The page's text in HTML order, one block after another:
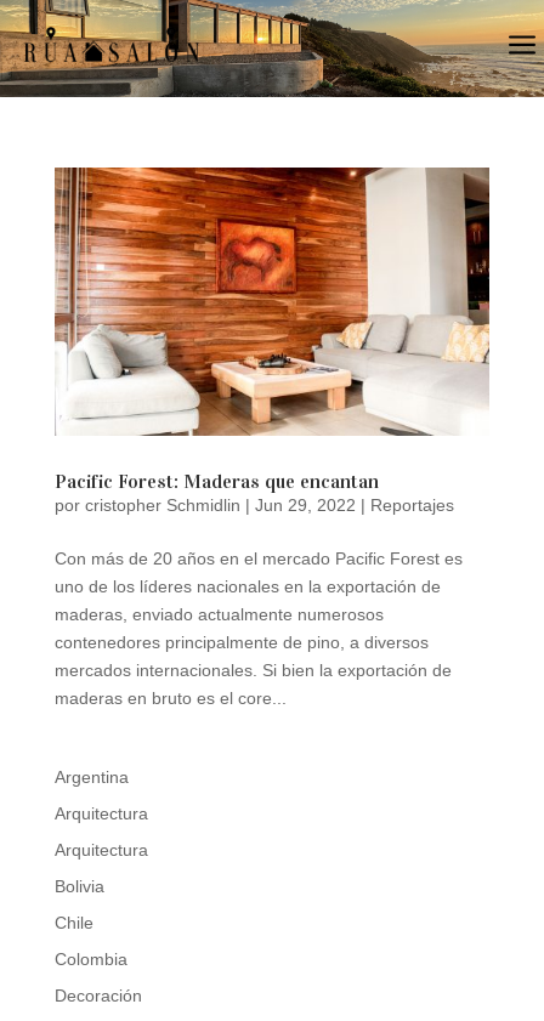
a
Pacific Forest: Maderas que encantan
por cristopher Schmidlin | Jun 29, 2022 | Reportajes
Con más de 20 años en el mercado Pacific Forest es
uno de los líderes nacionales en la exportación de
maderas, enviado actualmente numerosos
contenedores principalmente de pino, a diversos
mercados internacionales. Si bien la exportación de
maderas en bruto es el core...
Argentina
Arquitectura
Arquitectura
Bolivia
Chile
Colombia
Decoración